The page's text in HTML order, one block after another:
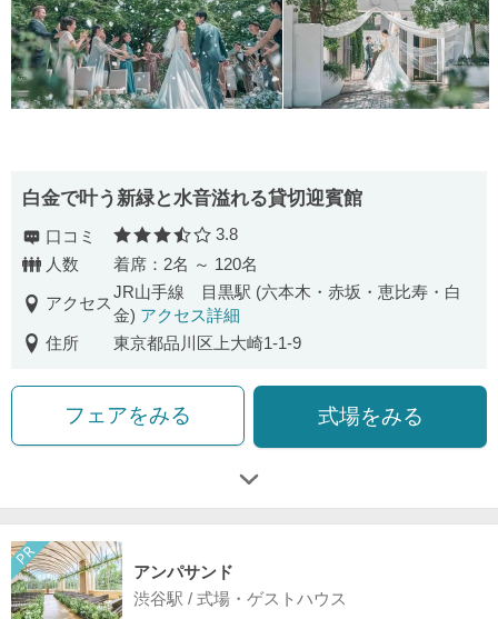
白金で叶う新緑と水音溢れる貸切迎賓館
口コミ 口コミ評価
3.8
人数
着席：2名 ～ 120名
アクセス
JR山手線 目黒駅 (六本木・赤坂・恵比寿・白
金) アクセス詳細
住所
東京都品川区上大崎1-1-9
フェアをみる 式場をみる
アンパサンド
渋谷駅 / 式場・ゲストハウス